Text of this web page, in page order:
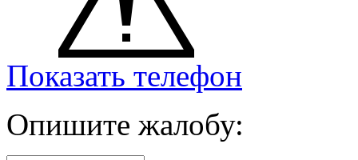
Показать телефон
Опишите жалобу: